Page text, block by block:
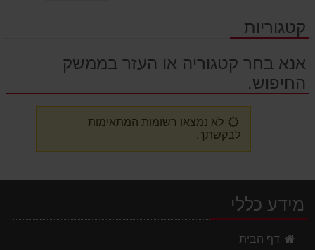
קטגוריות
אנא בחר קטגוריה או העזר בממשק
החיפוש.
לא נמצאו רשומות המתאימות
לבקשתך.
מידע כללי
דף הבית